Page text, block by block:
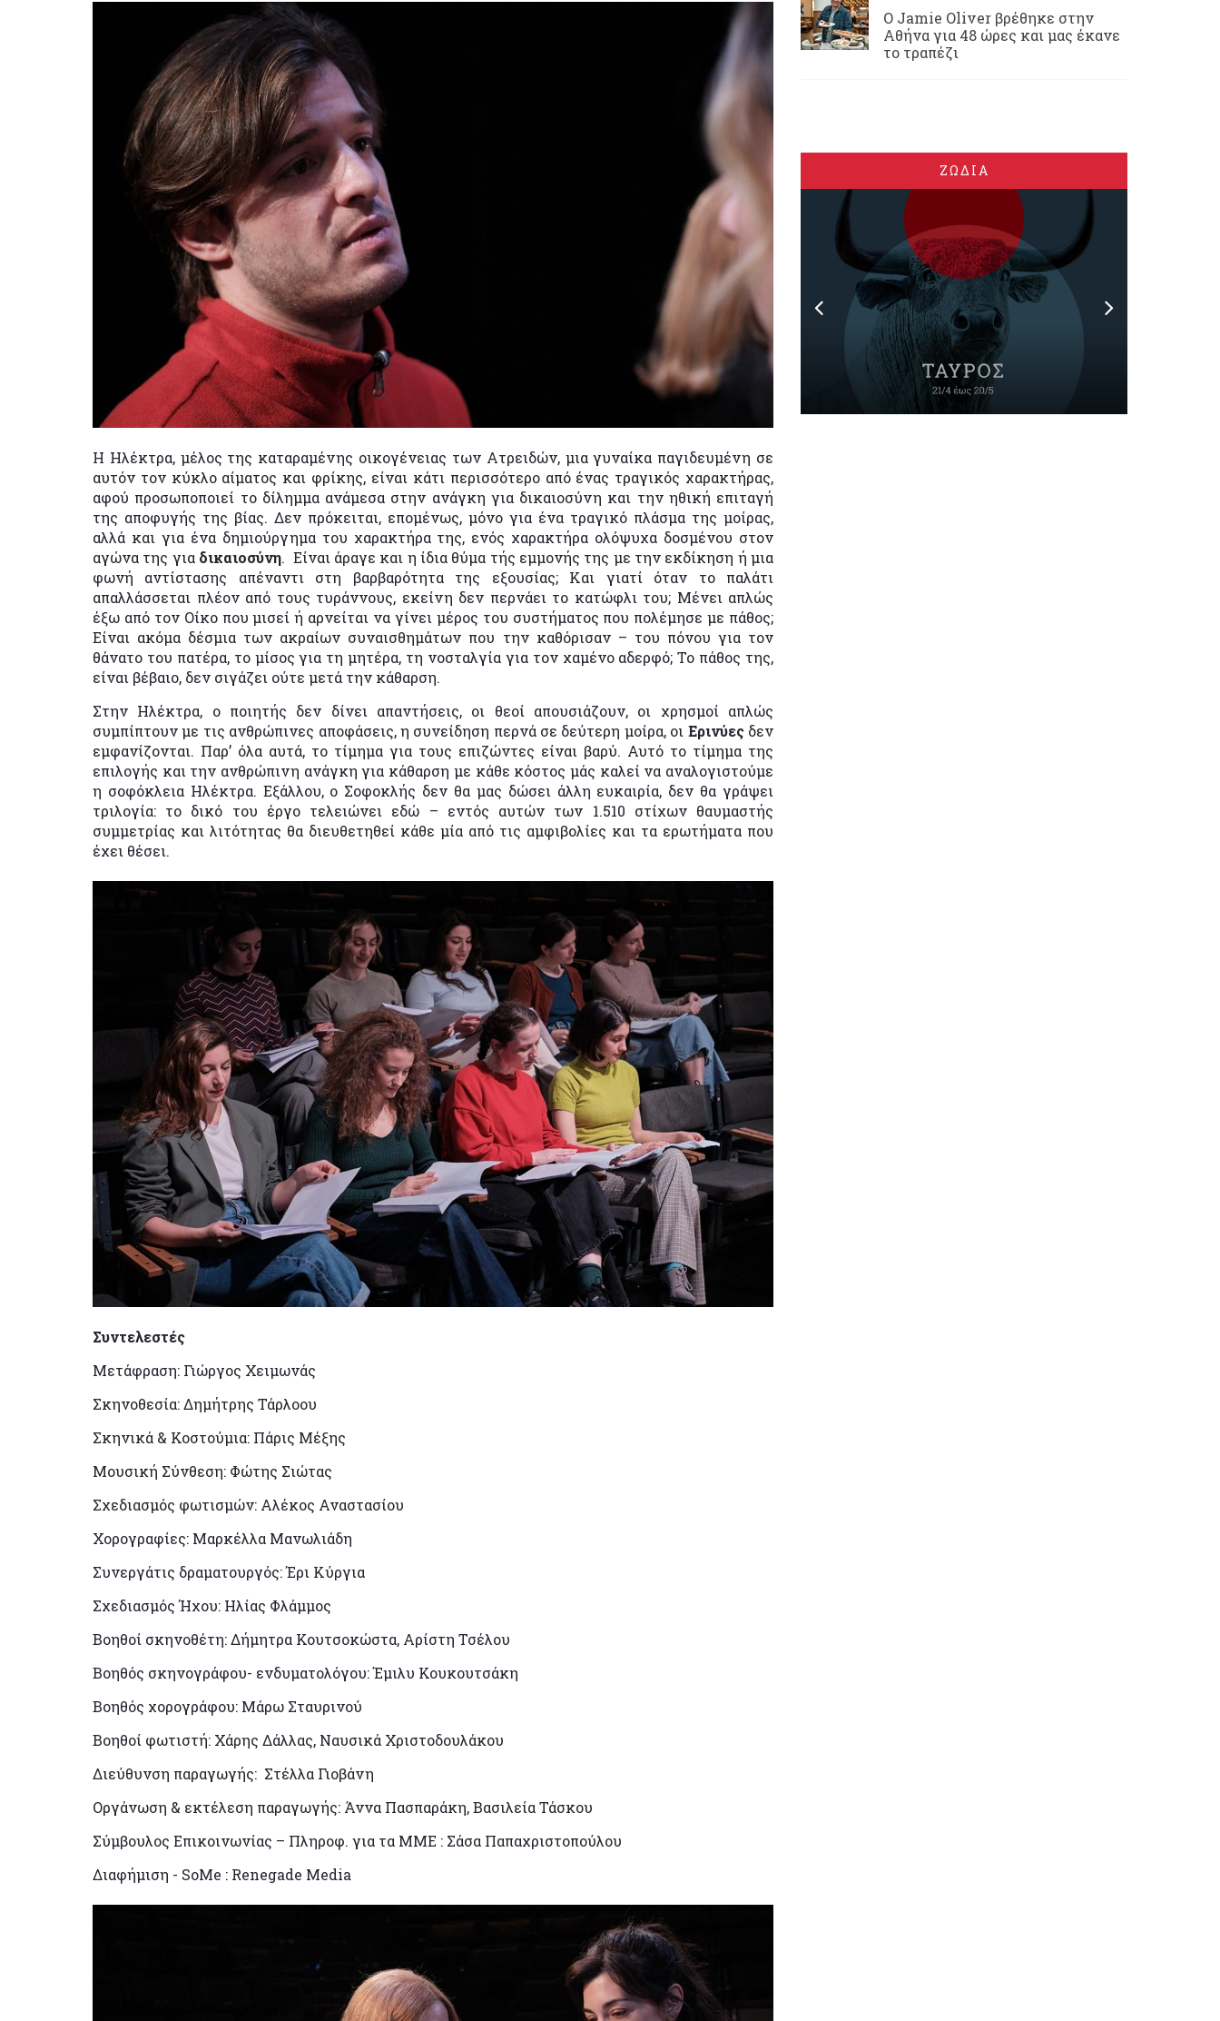
Η Ηλέκτρα, μέλος της καταραμένης οικογένειας των Ατρειδών, μια γυναίκα παγιδευμένη σε
αυτόν τον κύκλο αίματος και φρίκης, είναι κάτι περισσότερο από ένας τραγικός χαρακτήρας,
αφού προσωποποιεί το δίλημμα ανάμεσα στην ανάγκη για δικαιοσύνη και την ηθική επιταγή
της αποφυγής της βίας. Δεν πρόκειται, επομένως, μόνο για ένα τραγικό πλάσμα της μοίρας,
αλλά και για ένα δημιούργημα του χαρακτήρα της, ενός χαρακτήρα ολόψυχα δοσμένου στον
αγώνα της για δικαιοσύνη. Είναι άραγε και η ίδια θύμα τής εμμονής της με την εκδίκηση ή μια
φωνή αντίστασης απέναντι στη βαρβαρότητα της εξουσίας; Και γιατί όταν το παλάτι
απαλλάσσεται πλέον από τους τυράννους, εκείνη δεν περνάει το κατώφλι του; Μένει απλώς
έξω από τον Οίκο που μισεί ή αρνείται να γίνει μέρος του συστήματος που πολέμησε με πάθος;
Είναι ακόμα δέσμια των ακραίων συναισθημάτων που την καθόρισαν – του πόνου για τον
θάνατο του πατέρα, το μίσος για τη μητέρα, τη νοσταλγία για τον χαμένο αδερφό; Το πάθος της,
είναι βέβαιο, δεν σιγάζει ούτε μετά την κάθαρση.
Στην Ηλέκτρα, ο ποιητής δεν δίνει απαντήσεις, οι θεοί απουσιάζουν, οι χρησμοί απλώς
συμπίπτουν με τις ανθρώπινες αποφάσεις, η συνείδηση περνά σε δεύτερη μοίρα, οι Ερινύες δεν
εμφανίζονται. Παρ’ όλα αυτά, το τίμημα για τους επιζώντες είναι βαρύ. Αυτό το τίμημα της
επιλογής και την ανθρώπινη ανάγκη για κάθαρση με κάθε κόστος μάς καλεί να αναλογιστούμε
η σοφόκλεια Ηλέκτρα. Εξάλλου, ο Σοφοκλής δεν θα μας δώσει άλλη ευκαιρία, δεν θα γράψει
τριλογία: το δικό του έργο τελειώνει εδώ – εντός αυτών των 1.510 στίχων θαυμαστής
συμμετρίας και λιτότητας θα διευθετηθεί κάθε μία από τις αμφιβολίες και τα ερωτήματα που
έχει θέσει.
Συντελεστές
Μετάφραση: Γιώργος Χειμωνάς
Σκηνοθεσία: Δημήτρης Τάρλοου
Σκηνικά & Κοστούμια: Πάρις Μέξης
Μουσική Σύνθεση: Φώτης Σιώτας
Σχεδιασμός φωτισμών: Αλέκος Αναστασίου
Χορογραφίες: Μαρκέλλα Μανωλιάδη
Συνεργάτις δραματουργός: Έρι Κύργια
Σχεδιασμός Ήχου: Ηλίας Φλάμμος
Βοηθοί σκηνοθέτη: Δήμητρα Κουτσοκώστα, Αρίστη Τσέλου
Βοηθός σκηνογράφου- ενδυματολόγου: Έμιλυ Κουκουτσάκη
Βοηθός χορογράφου: Μάρω Σταυρινού
Βοηθοί φωτιστή: Χάρης Δάλλας, Ναυσικά Χριστοδουλάκου
Διεύθυνση παραγωγής: Στέλλα Γιοβάνη
Οργάνωση & εκτέλεση παραγωγής: Άννα Πασπαράκη, Βασιλεία Τάσκου
Σύμβουλος Επικοινωνίας – Πληροφ. για τα ΜΜΕ : Σάσα Παπαχριστοπούλου
Διαφήμιση - SoMe : Renegade Media
Ο Jamie Oliver βρέθηκε στην
Αθήνα για 48 ώρες και μας έκανε
το τραπέζι
ΖΩΔΙΑ